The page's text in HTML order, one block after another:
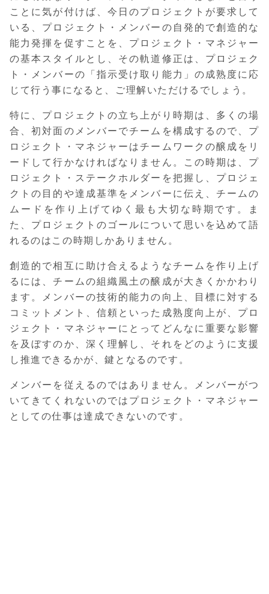
ことに気が付けば、今日のプロジェクトが要求して
いる、プロジェクト・メンバーの自発的で創造的な
能力発揮を促すことを、プロジェクト・マネジャー
の基本スタイルとし、その軌道修正は、プロジェク
ト・メンバーの「指示受け取り能力」の成熟度に応
じて行う事になると、ご理解いただけるでしょう。
特に、プロジェクトの立ち上がり時期は、多くの場
合、初対面のメンバーでチームを構成するので、プ
ロジェクト・マネジャーはチームワークの醸成をリ
ードして行かなければなりません。この時期は、プ
ロジェクト・ステークホルダーを把握し、プロジェ
クトの目的や達成基準をメンバーに伝え、チームの
ムードを作り上げてゆく最も大切な時期です。ま
た、プロジェクトのゴールについて思いを込めて語
れるのはこの時期しかありません。
創造的で相互に助け合えるようなチームを作り上げ
るには、チームの組織風土の醸成が大きくかかわり
ます。メンバーの技術的能力の向上、目標に対する
コミットメント、信頼といった成熟度向上が、プロ
ジェクト・マネジャーにとってどんなに重要な影響
を及ぼすのか、深く理解し、それをどのように支援
し推進できるかが、鍵となるのです。
メンバーを従えるのではありません。メンバーがつ
いてきてくれないのではプロジェクト・マネジャー
としての仕事は達成できないのです。